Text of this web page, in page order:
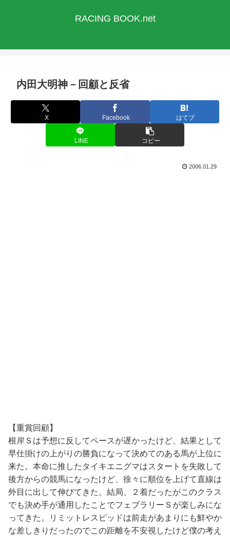
RACING BOOK.net
内田大明神－回顧と反省
X Facebook はてブ
LINE コピー
2006.01.29
【重賞回顧】
根岸Ｓは予想に反してペースが遅かったけど、結果として
早仕掛けの上がりの勝負になって決めてのある馬が上位に
来た。本命に推したタイキエニグマはスタートを失敗して
後方からの競馬になったけど、徐々に順位を上げて直線は
外目に出して伸びてきた。結局、２着だったがこのクラス
でも決め手が通用したことでフェブラリーＳが楽しみにな
ってきた。リミットレスビッドは前走があまりにも鮮やか
な差しきりだったのでこの距離を不安視したけど僕の考え